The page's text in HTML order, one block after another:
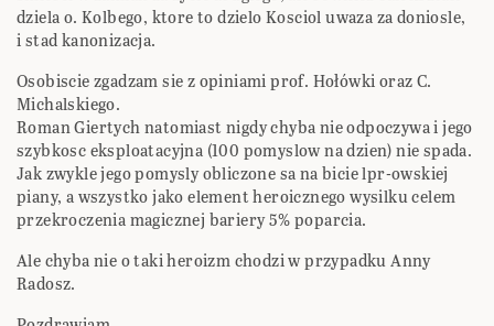
dziela o. Kolbego, ktore to dzielo Kosciol uwaza za doniosle,
i stad kanonizacja.
Osobiscie zgadzam sie z opiniami prof. Hołówki oraz C.
Michalskiego.
Roman Giertych natomiast nigdy chyba nie odpoczywa i jego
szybkosc eksploatacyjna (100 pomyslow na dzien) nie spada.
Jak zwykle jego pomysly obliczone sa na bicie lpr-owskiej
piany, a wszystko jako element heroicznego wysilku celem
przekroczenia magicznej bariery 5% poparcia.
Ale chyba nie o taki heroizm chodzi w przypadku Anny
Radosz.